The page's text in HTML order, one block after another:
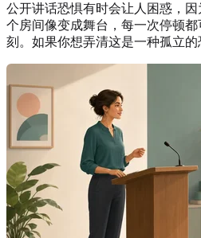
公开讲话恐惧有时会让人困惑，
个房间像变成舞台，每一次停顿
刻。如果你想弄清这是一种孤立